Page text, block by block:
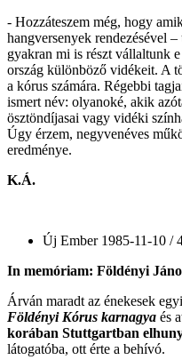
- Hozzáteszem még, hogy
hangversenyek rendezésével
gyakran mi is részt vállaltunk
ország különböző vidékeit. A
a kórus számára. Régebbi
ismert név: olyanoké, akik
ösztöndíjasai vagy vidéki
Úgy érzem, negyvenéves
eredménye.
K.Á.
Új Ember 1985-11-10 /
In memóriam: Földényi
Árván maradt az énekesek
Földényi Kórus karnagya és
korában Stuttgartban
látogatóba, ott érte a behívó.